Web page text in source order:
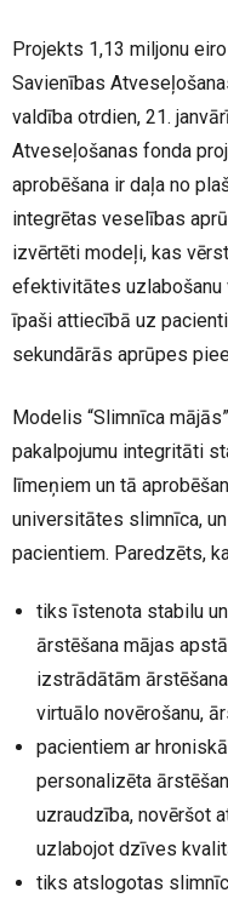
Projekts 1,13 miljonu
Savienības
valdība otrdien, 21.
Atveseļošanas fonda
aprobēšana ir daļa no
integrētas veselības
izvērtēti modeļi, kas
efektivitātes
īpaši attiecībā uz
sekundārās aprūpes
Modelis “Slimnīca
pakalpojumu integritāti
līmeņiem un tā
universitātes slimnīca,
pacientiem. Paredzēts,
tiks īstenota stabilu
ārstēšana mājas
izstrādātām
virtuālo novērošanu,
pacientiem ar
personalizēta
uzraudzība, novēršot
uzlabojot dzīves
tiks atslogotas